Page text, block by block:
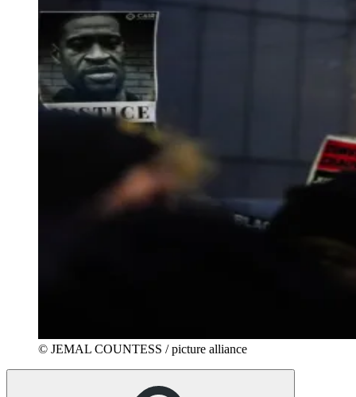
© JEMAL COUNTESS / picture alliance